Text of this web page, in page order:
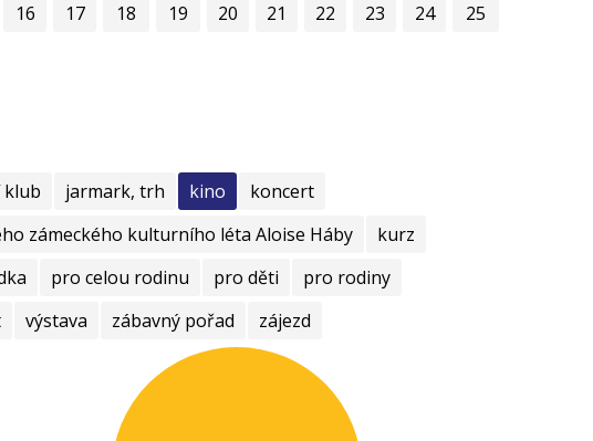
16
17
18
19
20
21
22
23
24
25
klub jarmark, trh kino
koncert
zámeckého kulturního léta Aloise Háby
kurz
pro celou rodinu pro děti
pro rodiny
výstava zábavný pořad zájezd